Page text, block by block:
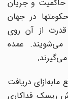
و جریان
در جهان
از آن روی
عمده
.
ازای دریافت
ریسک فداکاری